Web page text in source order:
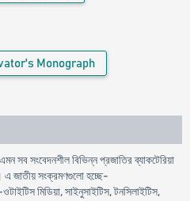
Monograph
সব সংবেদনশীল বিভিন্ন প্রজাতির ব্যাকটেরিয়া
এ জাতীয় সংক্রমণগুলো হচ্ছে-
মিডিয়া, সাইনুসাইটিস, টনসিলাইটিস,